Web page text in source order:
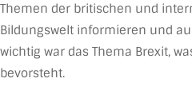
Themen der britischen und
Bildungswelt informieren und
wichtig war das Thema Brexit,
bevorsteht.